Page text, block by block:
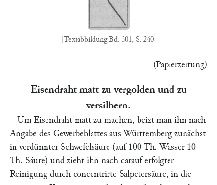
[Textabbildung Bd. 301, S. 240]
(Papierzeitung)
Eisendraht matt zu vergolden und zu
versilbern.
Um Eisendraht matt zu machen, beizt man ihn nach
Angabe des Gewerbeblattes aus Württemberg zunächst
in verdünnter Schwefelsäure (auf 100 Th. Wasser 10
Th. Säure) und zieht ihn nach darauf erfolgter
Reinigung durch concentrirte Salpetersäure, in die